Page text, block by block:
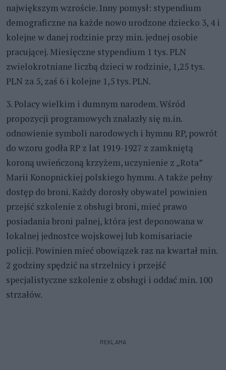
największym wzroście. Inny pomysł: stypendium
demograficzne na każde nowo urodzone dziecko 3, 4 i
kolejne w danej rodzinie przy min. jednej osobie
pracującej. Miesięczne stypendium 1 tys. PLN
zwielokrotniane liczbą dzieci w rodzinie, 1,25 tys.
PLN za 5, zaś 6 i kolejne 1,5 tys. PLN.
3. Polacy wielkim i dumnym narodem. Wśród
propozycji programowych znalazły się m.in.
odnowienie symboli narodowych i hymnu RP, powrót
do wzoru godła RP z lat 1919-1927 z zamkniętą
koroną uwieńczoną krzyżem, uczynienie z „Rota”
Marii Konopnickiej polskiego hymnu. A także pełny
dostęp do broni. Każdy dorosły obywatel powinien
przejść szkolenie z obsługi broni, mieć prawo
posiadania broni palnej, która jest deponowana w
lokalnej jednostce wojskowej lub komisariacie
policji. Powinien mieć obowiązek raz na kwartał min.
2 godziny spędzić na strzelnicy i przejść
specjalistyczne szkolenie z obsługi i oddać min. 100
strzałów.
REKLAMA